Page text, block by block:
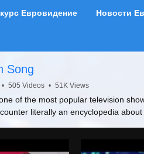
Евровидение Новости
Song
• 505 Videos • 51K Views
of the most popular television
literally an encyclopedia